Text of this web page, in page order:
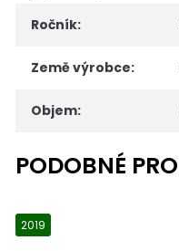
Ročník:
Země výrobce:
Objem:
2019